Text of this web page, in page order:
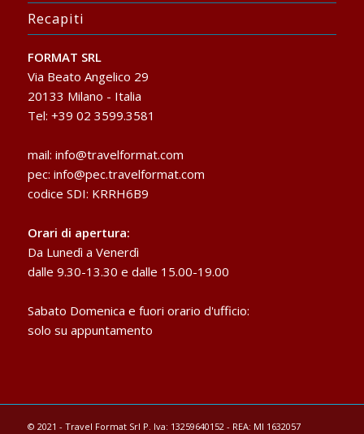
Recapiti
FORMAT SRL
Via Beato Angelico 29
20133 Milano - Italia
Tel: +39 02 3599.3581
mail: info@travelformat.com
pec: info@pec.travelformat.com
codice SDI: KRRH6B9
Orari di apertura:
Da Lunedì a Venerdì
dalle 9.30-13.30 e dalle 15.00-19.00
Sabato Domenica e fuori orario d'ufficio:
solo su appuntamento
© 2021 - Travel Format Srl P. Iva: 13259640152 - REA: MI 1632057